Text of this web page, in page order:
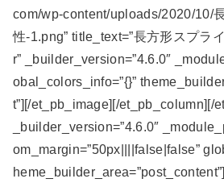
com/wp-content/uploads/2020/10/
性-1.png” title_text=”長方形スプラ
r” _builder_version=”4.6.0″
obal_colors_info=”{}”
t”][/et_pb_image][/et_pb_column][/
_builder_version=”4.6.0″
om_margin=”50px||||false|false”